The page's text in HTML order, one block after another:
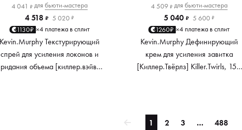
4 041 ₽ для бьюти-мастера
4 518 ₽ 5 020 ₽
1130₽ ×4 платежа в сплит
Kevin.Murphy Текстурирующий
спрей для усиления локонов и
объема [киллер.вэйвс]
4 509 ₽ для бьюти-мастера
5 040 ₽ 5 600 ₽
1260₽ ×4 платежа в сплит
Kevin.Murphy Дефинирующий
крем для усиления завитка
[Киллер.Твёрлз] Killer.Twirls, 150
1 2 3 … 488